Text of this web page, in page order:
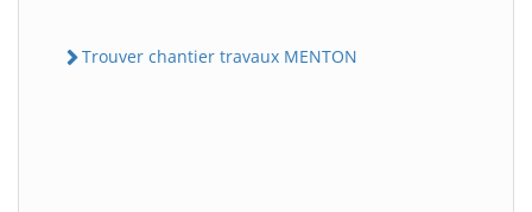
Trouver chantier travaux MENTON